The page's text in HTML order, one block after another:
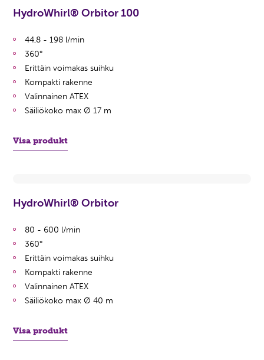
HydroWhirl® Orbitor 100
44,8 - 198 l/min
360°
Erittäin voimakas suihku
Kompakti rakenne
Valinnainen ATEX
Säiliökoko max Ø 17 m
Visa produkt
HydroWhirl® Orbitor
80 - 600 l/min
360°
Erittäin voimakas suihku
Kompakti rakenne
Valinnainen ATEX
Säiliökoko max Ø 40 m
Visa produkt